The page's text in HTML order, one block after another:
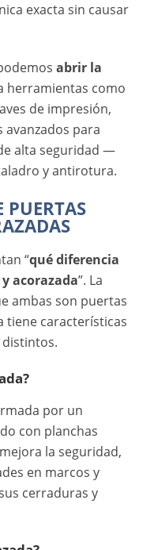
exacta sin causar
abrir la
herramientas como
de impresión,
avanzados para
alta seguridad —
y antirotura.
PUERTAS
“qué diferencia
acorazada”. La
ambas son puertas
tiene características
por un
con planchas
la seguridad,
en marcos y
cerraduras y